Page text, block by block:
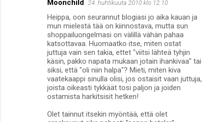
Moonchild 24. huhtikuuta 2010 klo 12.10
Heippa, oon seurannut blogiasi jo aika kauan ja
mun mielestä tää on kiinnostava, mutta sun
shoppailuongelmasi on välillä vähän pahaa
katsottavaa. Huomaatko itse, miten ostat
juttuja vain sen takia, ettet "viitsi lähteä tyhjin
käsin, pakko napata mukaan jotain ihankivaa" tai
siksi, että "oli niin halpa"? Mieti, miten kiva
vaatekaappi sinulla olisi, jos ostaisit vaan juttuja,
joista oikeasti tykkäät tosi paljon ja joiden
ostamista harkitsisit hetken!
Olet tainnut itsekin myöntää, että olet